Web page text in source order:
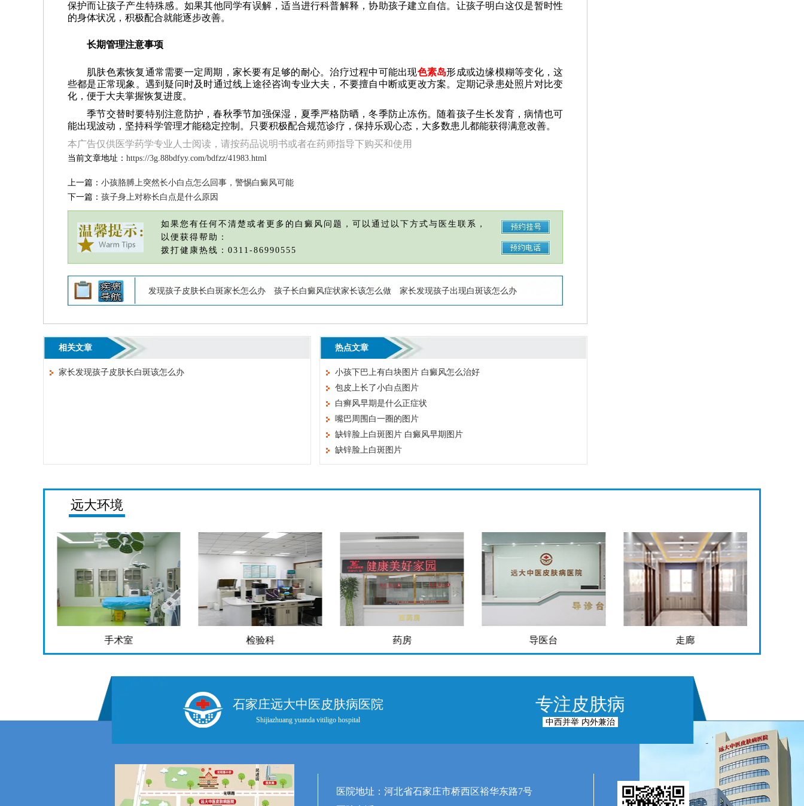
保护而让孩子产生特殊感。如果其他同学有误解，适当进行科普解释，协助孩子建立自信。让孩子明白这仅是暂时性
的身体状况，积极配合就能逐步改善。
长期管理注意事项
肌肤色素恢复通常需要一定周期，家长要有足够的耐心。治疗过程中可能出现色素岛形成或边缘模糊等变化，这
些都是正常现象。遇到疑问时及时通过线上途径咨询专业大夫，不要擅自中断或更改方案。定期记录患处照片对比变
化，便于大夫掌握恢复进度。
季节交替时要特别注意防护，春秋季节加强保湿，夏季严格防晒，冬季防止冻伤。随着孩子生长发育，病情也可
能出现波动，坚持科学管理才能稳定控制。只要积极配合规范诊疗，保持乐观心态，大多数患儿都能获得满意改善。
本广告仅供医学药学专业人士阅读，请按药品说明书或者在药师指导下购买和使用
当前文章地址： https://3g.88bdfyy.com/bdfzz/41983.html
上一篇： 小孩胳膊上突然长小白点怎么回事，警惕白癜风可能
下一篇： 孩子身上对称长白点是什么原因
如果您有任何不清楚或者更多的白癜风问题，可以通过以下方式与医生联系，
以便获得帮助：
拨打健康热线：0311-86990555
发现孩子皮肤长白斑家长怎么办 孩子长白癜风症状家长该怎么做 家长发现孩子出现白斑该怎么办
相关文章
家长发现孩子皮肤长白斑该怎么办
热点文章
小孩下巴上有白块图片 白癜风怎么治好
包皮上长了小白点图片
白癣风早期是什么正症状
嘴巴周围白一圈的图片
缺锌脸上白斑图片 白癜风早期图片
缺锌脸上白斑图片
远大环境
检验科 药房 导医台 走廊 手术室
石家庄远大中医皮肤病医院
Shijiazhuang yuanda vitiligo hospital
专注皮肤病
中西并举 内外兼治
医院地址：河北省石家庄市桥西区裕华东路7号